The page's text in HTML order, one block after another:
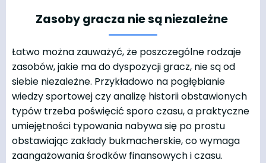
Zasoby gracza nie są niezależne
Łatwo można zauważyć, że poszczególne rodzaje
zasobów, jakie ma do dyspozycji gracz, nie są od
siebie niezależne. Przykładowo na pogłębianie
wiedzy sportowej czy analizę historii obstawionych
typów trzeba poświęcić sporo czasu, a praktyczne
umiejętności typowania nabywa się po prostu
obstawiając zakłady bukmacherskie, co wymaga
zaangażowania środków finansowych i czasu.